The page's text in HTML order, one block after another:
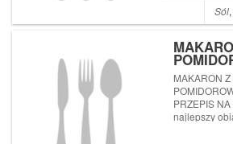
Sól
SZYBKI
OBIAD
MAKARON
PRZEPIS NA
najlepszy